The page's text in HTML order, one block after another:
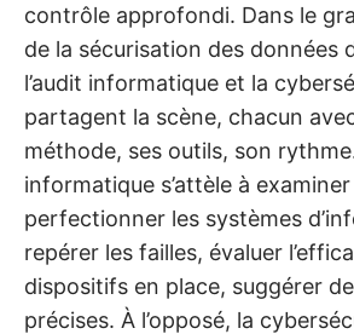
contrôle approfondi. Dans le
de la sécurisation des données
l’audit informatique et la
partagent la scène, chacun
méthode, ses outils, son rythme.
informatique s’attèle à
perfectionner les systèmes
repérer les failles, évaluer
dispositifs en place, suggérer
précises. À l’opposé, la